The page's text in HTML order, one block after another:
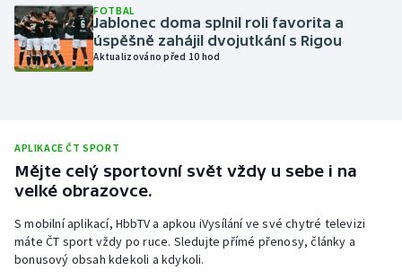
Parasport
Plavání
Rychlostní kanoistika
FOTBAL
Jablonec doma splnil roli favorita a
úspěšně zahájil dvojutkání s Rigou
Aktualizováno před 10 hod
APLIKACE ČT SPORT
Mějte celý sportovní svět vždy u sebe i na
velké obrazovce.
S mobilní aplikací, HbbTV a apkou iVysílání ve své chytré televizi
máte ČT sport vždy po ruce. Sledujte přímé přenosy, články a
bonusový obsah kdekoli a kdykoli.